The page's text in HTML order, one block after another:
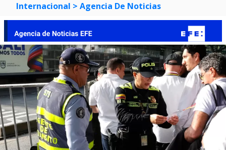
Internacional > Agencia De Noticias